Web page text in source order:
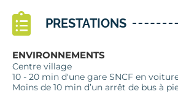
PRESTATIONS
ENVIRONNEMENTS
Centre village
10 - 20 min d'une gare SNCF en
Moins de 10 min d’un arrêt de bus à